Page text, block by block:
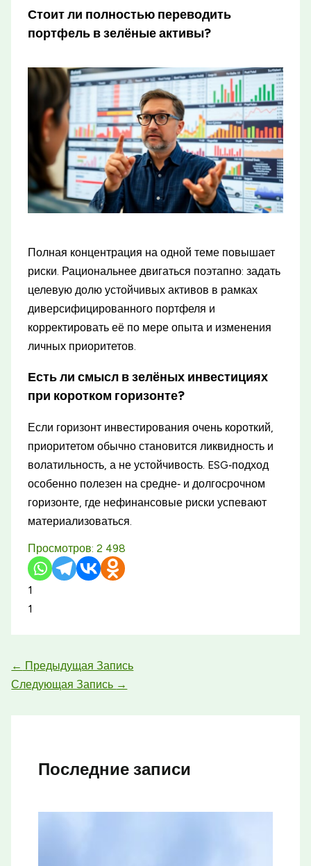
Стоит ли полностью переводить
портфель в зелёные активы?
Полная концентрация на одной теме повышает
риски. Рациональнее двигаться поэтапно: задать
целевую долю устойчивых активов в рамках
диверсифицированного портфеля и
корректировать её по мере опыта и изменения
личных приоритетов.
Есть ли смысл в зелёных инвестициях
при коротком горизонте?
Если горизонт инвестирования очень короткий,
приоритетом обычно становится ликвидность и
волатильность, а не устойчивость. ESG‑подход
особенно полезен на средне‑ и долгосрочном
горизонте, где нефинансовые риски успевают
материализоваться.
Просмотров: 2 498
1
1
← Предыдущая Запись
Следующая Запись →
Последние записи